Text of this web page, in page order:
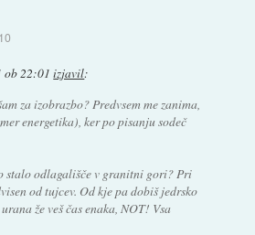
ob 22:01 izjavil:
za izobrazbo? Predvsem me zanima,
energetika), ker po pisanju sodeč
stalo odlagališče v granitni gori? Pri
od tujcev. Od kje pa dobiš jedrsko
že veš čas enaka, NOT! Vsa